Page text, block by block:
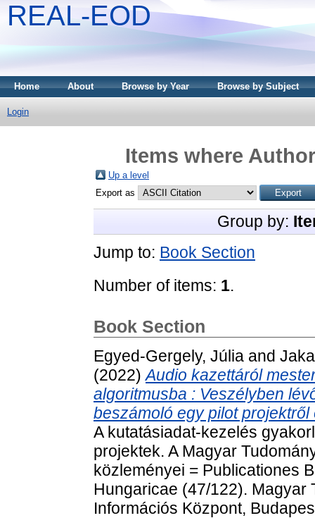
REAL-EOD
Home About Browse by Year Browse by Subject
Login
Items where
Up a level
Export as
Group by:
Jump to: Book Section
Number of items: 1.
Book Section
Egyed-Gergely, Júlia and
(2022)Audio kazettáról
algoritmusba : Veszélyben
beszámoló egy pilot
A kutatásiadat-kezelés
projektek. A Magyar
közleményei = Publicationes
Hungaricae (47/122). Magyar
Információs Központ,